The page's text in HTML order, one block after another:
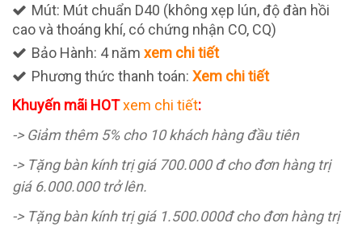
Mút: Mút chuẩn D40 (không xẹp lún, độ đàn hồi
cao và thoáng khí, có chứng nhận CO, CQ)
Bảo Hành: 4 năm xem chi tiết
Phương thức thanh toán: Xem chi tiết
Khuyến mãi HOTxem chi tiết:
-> Giảm thêm 5% cho 10 khách hàng đầu tiên
-> Tặng bàn kính trị giá 700.000 đ cho đơn hàng trị
giá 6.000.000 trở lên.
-> Tặng bàn kính trị giá 1.500.000đ cho đơn hàng trị